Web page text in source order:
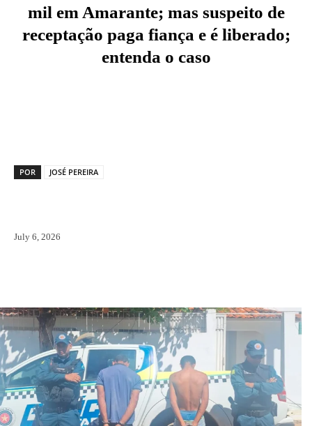
mil em Amarante; mas suspeito de
receptação paga fiança e é liberado;
entenda o caso
POR JOSÉ PEREIRA
July 6, 2026